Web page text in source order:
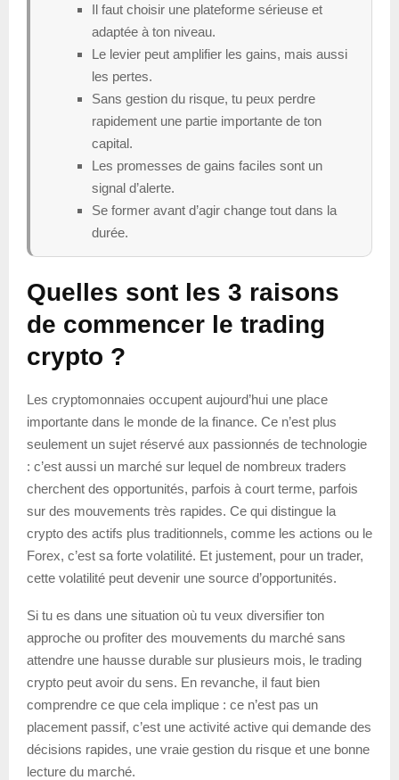
Il faut choisir une plateforme sérieuse et
adaptée à ton niveau.
Le levier peut amplifier les gains, mais aussi
les pertes.
Sans gestion du risque, tu peux perdre
rapidement une partie importante de ton
capital.
Les promesses de gains faciles sont un
signal d’alerte.
Se former avant d’agir change tout dans la
durée.
Quelles sont les 3 raisons
de commencer le trading
crypto ?
Les cryptomonnaies occupent aujourd’hui une place
importante dans le monde de la finance. Ce n’est plus
seulement un sujet réservé aux passionnés de technologie
: c’est aussi un marché sur lequel de nombreux traders
cherchent des opportunités, parfois à court terme, parfois
sur des mouvements très rapides. Ce qui distingue la
crypto des actifs plus traditionnels, comme les actions ou le
Forex, c’est sa forte volatilité. Et justement, pour un trader,
cette volatilité peut devenir une source d’opportunités.
Si tu es dans une situation où tu veux diversifier ton
approche ou profiter des mouvements du marché sans
attendre une hausse durable sur plusieurs mois, le trading
crypto peut avoir du sens. En revanche, il faut bien
comprendre ce que cela implique : ce n’est pas un
placement passif, c’est une activité active qui demande des
décisions rapides, une vraie gestion du risque et une bonne
lecture du marché.